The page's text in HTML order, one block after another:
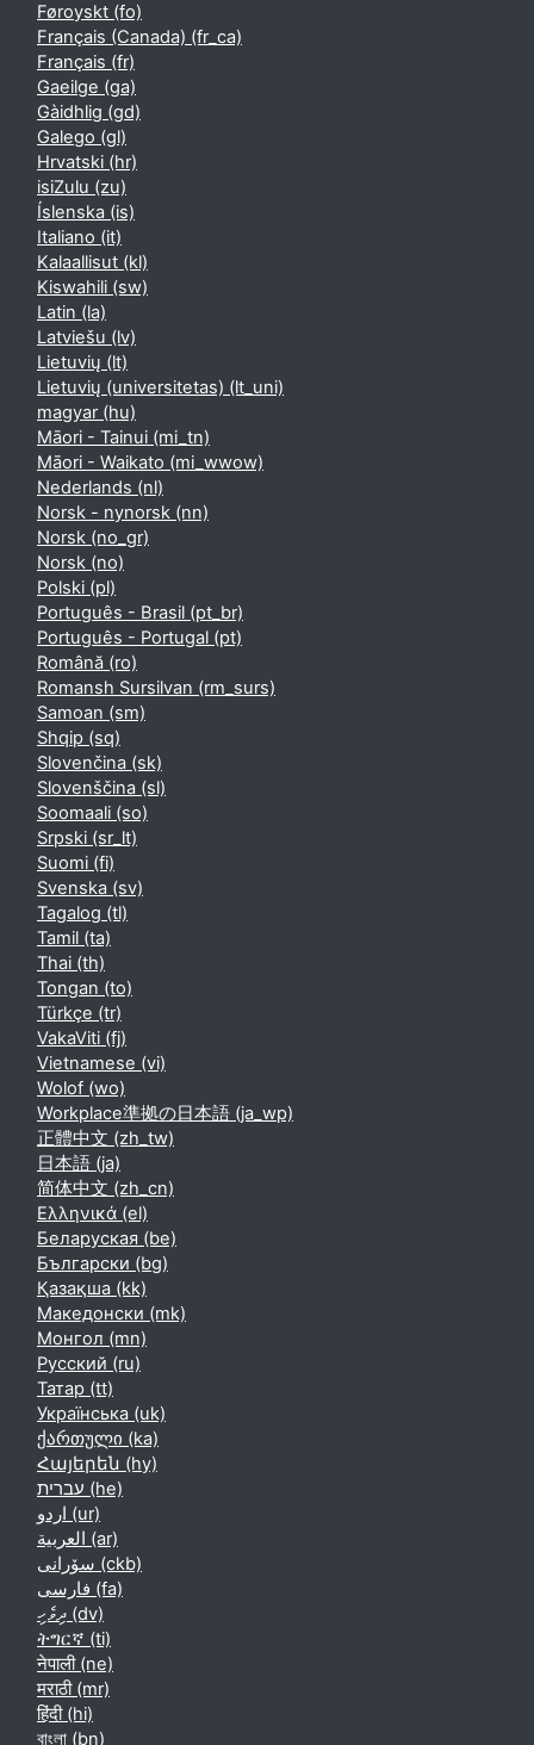
Føroyskt ‎(fo)‎
Français (Canada) ‎(fr_ca)‎
Français ‎(fr)‎
Gaeilge ‎(ga)‎
Gàidhlig ‎(gd)‎
Galego ‎(gl)‎
Hrvatski ‎(hr)‎
isiZulu ‎(zu)‎
Íslenska ‎(is)‎
Italiano ‎(it)‎
Kalaallisut ‎(kl)‎
Kiswahili ‎(sw)‎
Latin ‎(la)‎
Latviešu ‎(lv)‎
Lietuvių ‎(lt)‎
Lietuvių (universitetas) ‎(lt_uni)‎
magyar ‎(hu)‎
Māori - Tainui ‎(mi_tn)‎
Māori - Waikato ‎(mi_wwow)‎
Nederlands ‎(nl)‎
Norsk - nynorsk ‎(nn)‎
Norsk ‎(no_gr)‎
Norsk ‎(no)‎
Polski ‎(pl)‎
Português - Brasil ‎(pt_br)‎
Português - Portugal ‎(pt)‎
Română ‎(ro)‎
Romansh Sursilvan ‎(rm_surs)‎
Samoan ‎(sm)‎
Shqip ‎(sq)‎
Slovenčina ‎(sk)‎
Slovenščina ‎(sl)‎
Soomaali ‎(so)‎
Srpski ‎(sr_lt)‎
Suomi ‎(fi)‎
Svenska ‎(sv)‎
Tagalog ‎(tl)‎
Tamil ‎(ta)‎
Thai ‎(th)‎
Tongan ‎(to)‎
Türkçe ‎(tr)‎
VakaViti ‎(fj)‎
Vietnamese ‎(vi)‎
Wolof ‎(wo)‎
Workplace準拠の日本語 ‎(ja_wp)‎
正體中文 ‎(zh_tw)‎
日本語 ‎(ja)‎
简体中文 ‎(zh_cn)‎
Ελληνικά ‎(el)‎
Беларуская ‎(be)‎
Български ‎(bg)‎
Қазақша ‎(kk)‎
Македонски ‎(mk)‎
Монгол ‎(mn)‎
Русский ‎(ru)‎
Татар ‎(tt)‎
Українська ‎(uk)‎
ქართული ‎(ka)‎
Հայերեն ‎(hy)‎
עברית ‎(he)‎
اردو ‎(ur)‎
العربية ‎(ar)‎
سۆرانی ‎(ckb)‎
فارسی ‎(fa)‎
ދިވެހި ‎(dv)‎
ትግርኛ ‎(ti)‎
नेपाली ‎(ne)‎
मराठी ‎(mr)‎
हिंदी ‎(hi)‎
বাংলা ‎(bn)‎